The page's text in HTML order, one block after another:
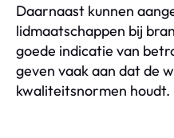
Daarnaast kunnen
lidmaatschappen bij
goede indicatie van
geven vaak aan dat de
kwaliteitsnormen houdt.